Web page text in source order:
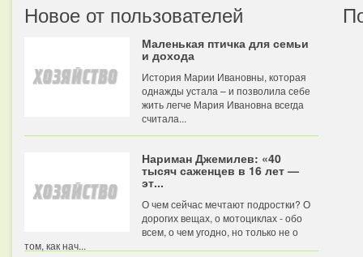
Новое от пользователей
Маленькая птичка для семьи
и дохода
История Марии Ивановны, которая
однажды устала – и позволила себе
жить легче Мария Ивановна всегда
считала...
Нариман Джемилев: «40
тысяч саженцев в 16 лет —
эт...
О чем сейчас мечтают подростки? О
дорогих вещах, о мотоциклах - обо
всем, о чем угодно, но только не о
том, как нач...